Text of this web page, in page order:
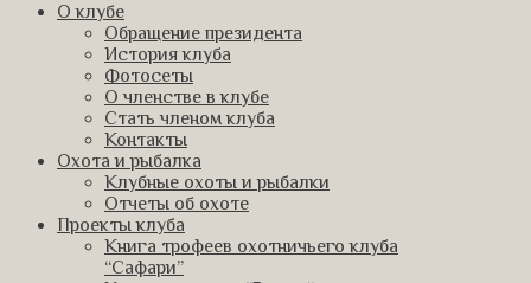
О клубе
Обращение президента
История клуба
Фотосеты
О членстве в клубе
Стать членом клуба
Контакты
Охота и рыбалка
Клубные охоты и рыбалки
Отчеты об охоте
Проекты клуба
Книга трофеев охотничьего клуба
“Сафари”